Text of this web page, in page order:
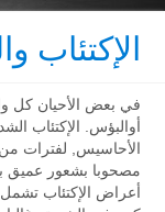
الإكتئاب
في بعض الأحيان كل
أوالبؤس. الإكتئاب
الأحاسيس, لفترات من
مصحوبا بشعور عميق
أعراض الإكتئاب تشمل: